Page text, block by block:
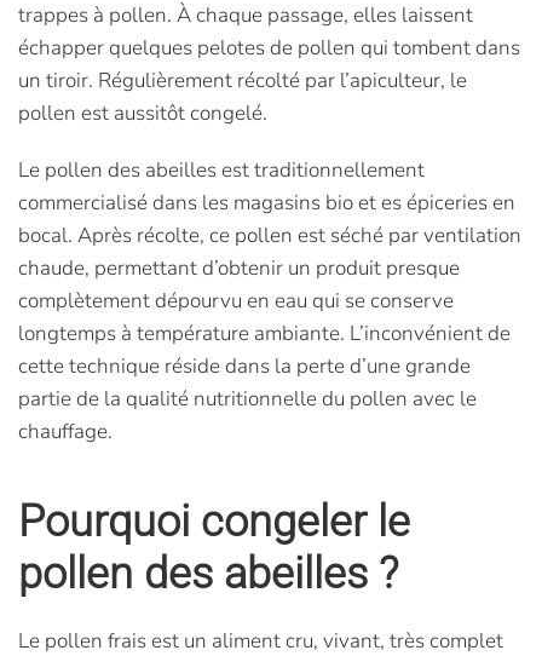
trappes à pollen. À chaque passage, elles laissent
échapper quelques pelotes de pollen qui tombent dans
un tiroir. Régulièrement récolté par l’apiculteur, le
pollen est aussitôt congelé.
Le pollen des abeilles est traditionnellement
commercialisé dans les magasins bio et es épiceries en
bocal. Après récolte, ce pollen est séché par ventilation
chaude, permettant d’obtenir un produit presque
complètement dépourvu en eau qui se conserve
longtemps à température ambiante. L’inconvénient de
cette technique réside dans la perte d’une grande
partie de la qualité nutritionnelle du pollen avec le
chauffage.
Pourquoi congeler le
pollen des abeilles ?
Le pollen frais est un aliment cru, vivant, très complet